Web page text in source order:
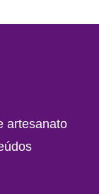
artesanato